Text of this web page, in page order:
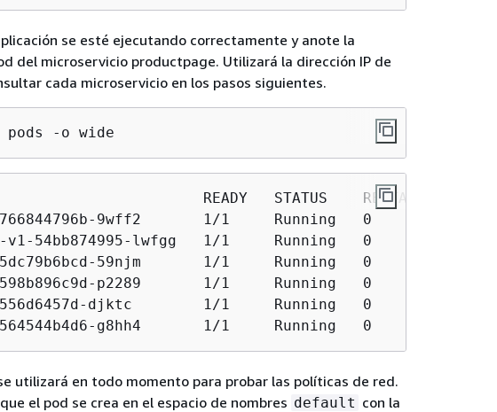
se esté ejecutando correctamente y anote la
del microservicio productpage. Utilizará la dirección IP de
cada microservicio en los pasos siguientes.
-o wide
READY   STATUS    RESTARTS
9wff2       1/1     Running   0          7s
v1-54bb874995-lwfgg   1/1     Running   0          7s
59njm       1/1     Running   0          7s
598b896c9d-p2289       1/1     Running   0          7s
556d6457d-djktc        1/1     Running   0          7s
564544b4d6-g8hh4       1/1     Running   0          7s
utilizará en todo momento para probar las políticas de red.
el pod se crea en el espacio de nombres default con la